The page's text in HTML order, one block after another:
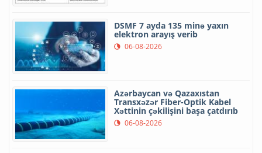
DSMF 7 ayda 135 minə yaxın
elektron arayış verib
06-08-2026
Azərbaycan və Qazaxıstan
Transxəzər Fiber-Optik Kabel
Xəttinin çəkilişini başa çatdırıb
06-08-2026